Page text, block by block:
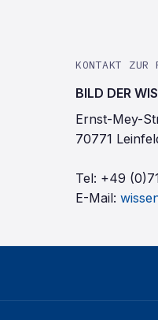
KONTAKT ZUR
BILD DER
Ernst-Mey-
70771
Tel: +49
E-Mail: